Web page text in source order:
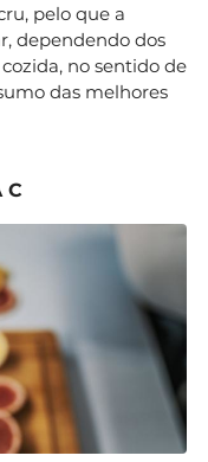
pelo que a
dependendo dos
no sentido de
das melhores
C